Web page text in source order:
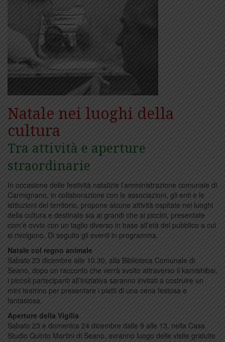
Natale nei luoghi della
cultura
Tra attività e aperture
straordinarie
In occasione delle festività natalizie l’amministrazione comunale di
Carmignano, in collaborazione con le associazioni, gli enti e le
istituzioni del territorio, propone alcune attività ospitate nei luoghi
della cultura e destinate sia ai grandi che ai piccini, presentate
com’è ovvio con un taglio diverso in base all’età del pubblico a cui
si rivolgono. Di seguito gli eventi in programma.
Natale col regno animale
Sabato 23 dicembre alle 10.30, alla Biblioteca Comunale di
Seano, dopo un racconto che verrà svolto attraverso il kamishibai,
i piccoli partecipanti all’iniziativa saranno invitati a costruire un
mini teatrino per presentare i piatti di una cena festosa e
fantasiosa.
Aperture della Vigilia
Sabato 23 e domenica 24 dicembre dalle 9 alle 13, nella Casa
Studio Quinto Martini di Seano, avranno luogo delle visite gratuite